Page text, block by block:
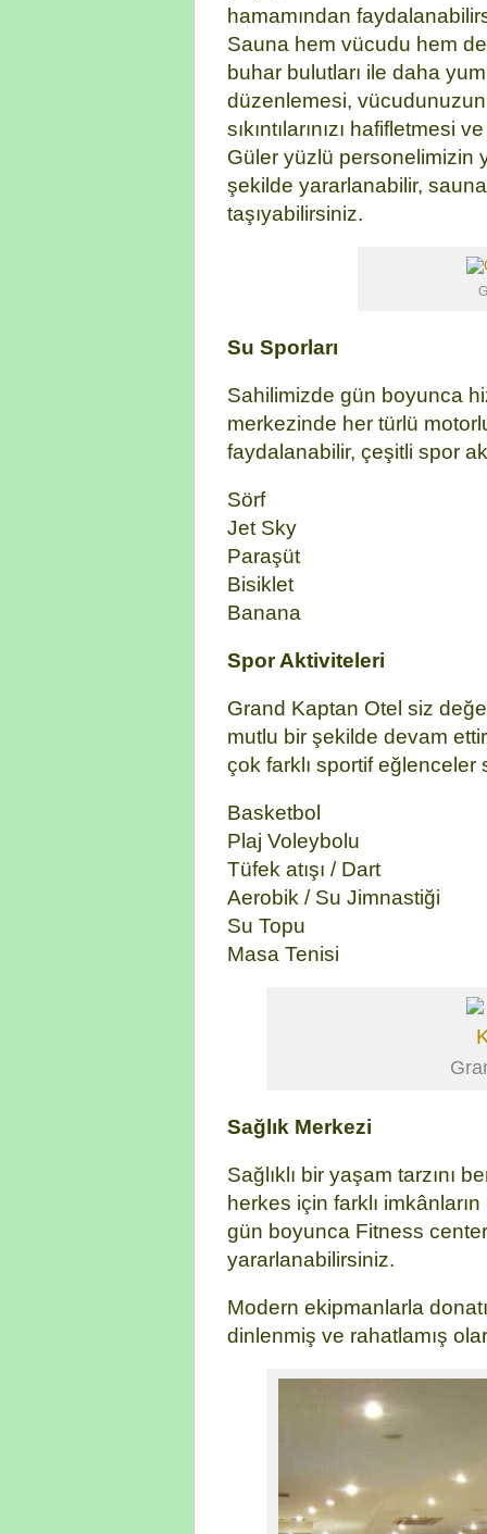
hamamından
Sauna hem vücudu hem de
buhar bulutları ile daha
düzenlemesi, vücudunuzun
sıkıntılarınızı hafifletmesi
Güler yüzlü personelimizin
şekilde yararlanabilir,
taşıyabilirsiniz.
Su Sporları
Sahilimizde gün boyunca
merkezinde her türlü
faydalanabilir, çeşitli spor
Sörf
Jet Sky
Paraşüt
Bisiklet
Banana
Spor Aktiviteleri
Grand Kaptan Otel siz
mutlu bir şekilde devam
çok farklı sportif eğlenceler
Basketbol
Plaj Voleybolu
Tüfek atışı / Dart
Aerobik / Su Jimnastiği
Su Topu
Masa Tenisi
Sağlık Merkezi
Sağlıklı bir yaşam tarzını
herkes için farklı
gün boyunca Fitness
yararlanabilirsiniz.
Modern ekipmanlarla
dinlenmiş ve rahatlamış